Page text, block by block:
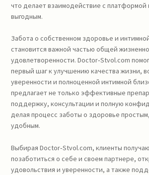
что делает взаимодействие с
выгодным.
Забота о собственном здоровье и
становится важной частью общей
удовлетворенности. Doctor‑Stvol.com
первый шаг к улучшению качества жизни,
уверенности и полноценной интимной
предлагает не только эффективные
поддержку, консультации и полную
делая процесс заботы о здоровье
удобным.
Выбирая Doctor‑Stvol.com, клиенты
позаботиться о себе и своем партнере,
удовольствия и уверенности, а также